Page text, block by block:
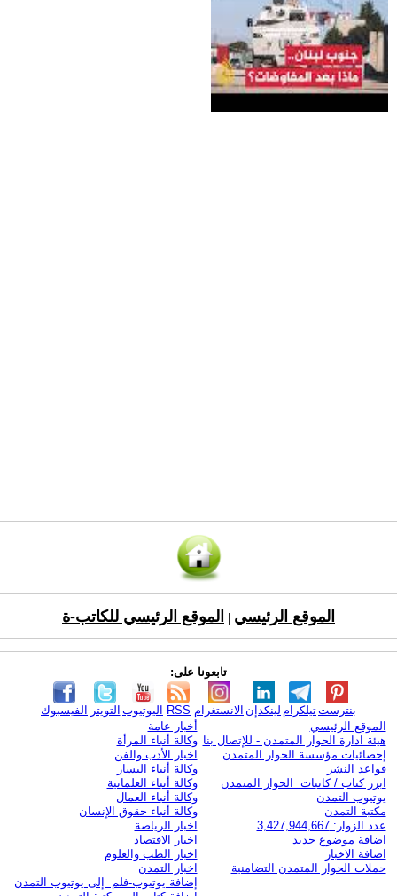
الموقع الرئيسي الموقع الرئيسي للكاتب-ة
تابعونا على:
الفيسبوك التويتر اليوتيوب RSS الانستغرام لينكدإن تيلكرامبنترست
الموقع الرئيسي
هيئة ادارة الحوار المتمدن - للإتصال بنا
إحصائيات مؤسسة الحوار المتمدن
قواعد النشر
ابرز كتاب / كاتبات الحوار المتمدن
يوتيوب التمدن
مكتبة التمدن
عدد الزوار: 3,427,944,667
اضافة موضوع جديد
اضافة الاخبار
حملات الحوار المتمدن التضامنية
أخبار عامة
وكالة أنباء المرأة
اخبار الأدب والفن
وكالة أنباء اليسار
وكالة أنباء العلمانية
وكالة أنباء العمال
وكالة أنباء حقوق الإنسان
اخبار الرياضة
اخبار الاقتصاد
اخبار الطب والعلوم
اخبار التمدن
إضافة يوتيوب-فلم إلى يوتيوب التمدن